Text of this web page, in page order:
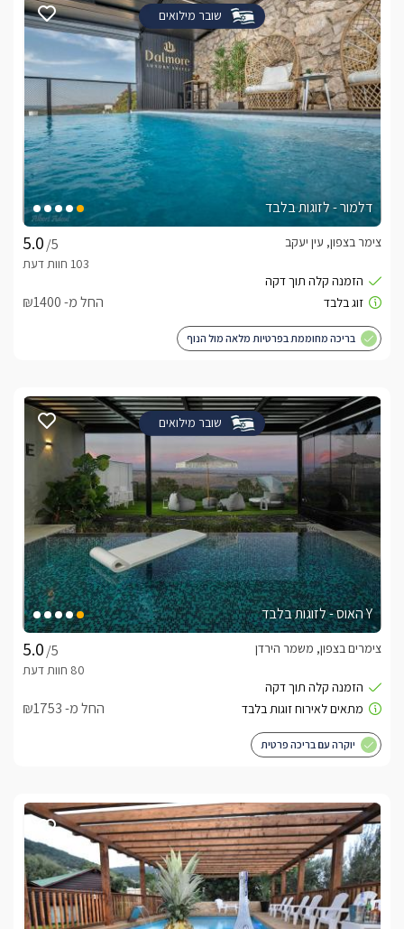
שובר מילואים
דלמור - לזוגות בלבד
/5
צימר בצפון, עין יעקב
החל מ- ₪1400
בריכה מחוממת בפרטיות מלאה מול הנוף
שובר מילואים
Y האוס - לזוגות בלבד
/5
צימרים בצפון, משמר הירדן
החל מ- ₪1753
יוקרה עם בריכה פרטית